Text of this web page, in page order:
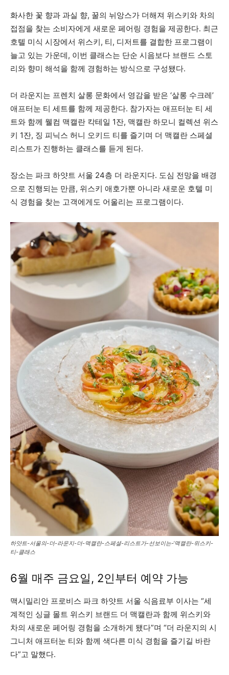
화사한 꽃 향과 과실 향, 꿀의 뉘앙스가 더해져 위스키와 차의
접점을 찾는 소비자에게 새로운 페어링 경험을 제공한다. 최근
호텔 미식 시장에서 위스키, 티, 디저트를 결합한 프로그램이
늘고 있는 가운데, 이번 클래스는 단순 시음보다 브랜드 스토
리와 향미 해석을 함께 경험하는 방식으로 구성됐다.
더 라운지는 프렌치 살롱 문화에서 영감을 받은 ‘살롱 수크레’
애프터눈 티 세트를 함께 제공한다. 참가자는 애프터눈 티 세
트와 함께 웰컴 맥캘란 칵테일 1잔, 맥캘란 하모니 컬렉션 위스
키 1잔, 징 피닉스 허니 오키드 티를 즐기며 더 맥캘란 스페셜
리스트가 진행하는 클래스를 듣게 된다.
장소는 파크 하얏트 서울 24층 더 라운지다. 도심 전망을 배경
으로 진행되는 만큼, 위스키 애호가뿐 아니라 새로운 호텔 미
식 경험을 찾는 고객에게도 어울리는 프로그램이다.
하얏트-서울의-더-라운지-더-맥캘란-스페셜-리스트가-선보이는-‘맥캘란-위스키-
티-클래스
6월 매주 금요일, 2인부터 예약 가능
맥시밀리안 프로비스 파크 하얏트 서울 식음료부 이사는 “세
계적인 싱글 몰트 위스키 브랜드 더 맥캘란과 함께 위스키와
차의 새로운 페어링 경험을 소개하게 됐다”며 “더 라운지의 시
그니처 애프터눈 티와 함께 색다른 미식 경험을 즐기길 바란
다”고 말했다.